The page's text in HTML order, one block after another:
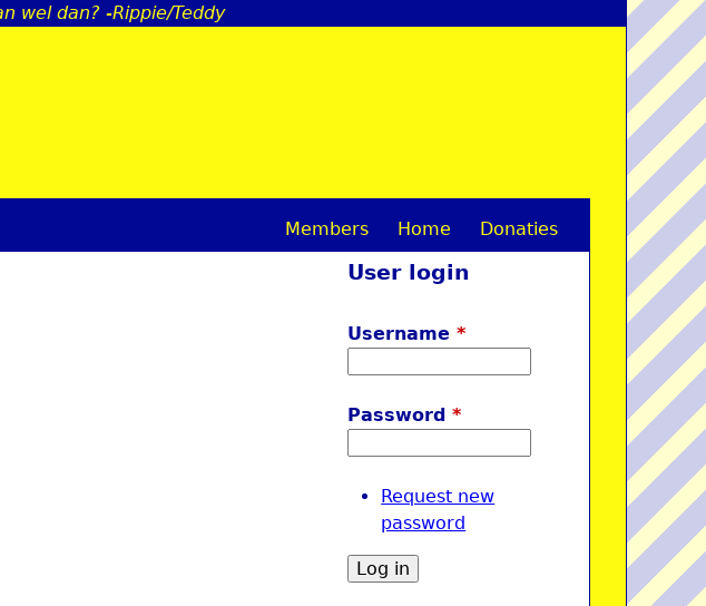
wel dan? -Rippie/Teddy
M
Members Home Donaties
User login
Username*
Password*
Request new
password